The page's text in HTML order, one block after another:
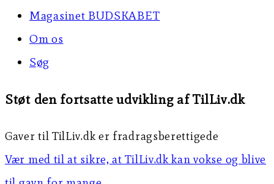
Magasinet BUDSKABET
Om os
Søg
Støt den fortsatte udvikling af TilLiv.dk
Gaver til TilLiv.dk er fradragsberettigede
Vær med til at sikre, at TilLiv.dk kan vokse og blive